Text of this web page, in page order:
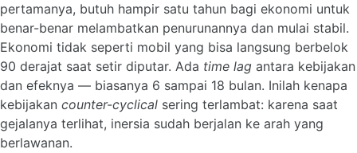
pertamanya, butuh hampir satu tahun bagi ekonomi untuk
benar-benar melambatkan penurunannya dan mulai stabil.
Ekonomi tidak seperti mobil yang bisa langsung berbelok
90 derajat saat setir diputar. Ada time lag antara kebijakan
dan efeknya — biasanya 6 sampai 18 bulan. Inilah kenapa
kebijakan counter-cyclical sering terlambat: karena saat
gejalanya terlihat, inersia sudah berjalan ke arah yang
berlawanan.